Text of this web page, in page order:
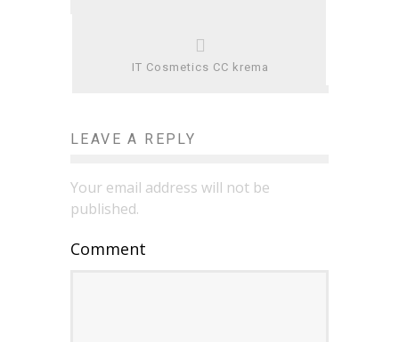
IT Cosmetics CC krema
LEAVE A REPLY
Your email address will not be
published.
Comment